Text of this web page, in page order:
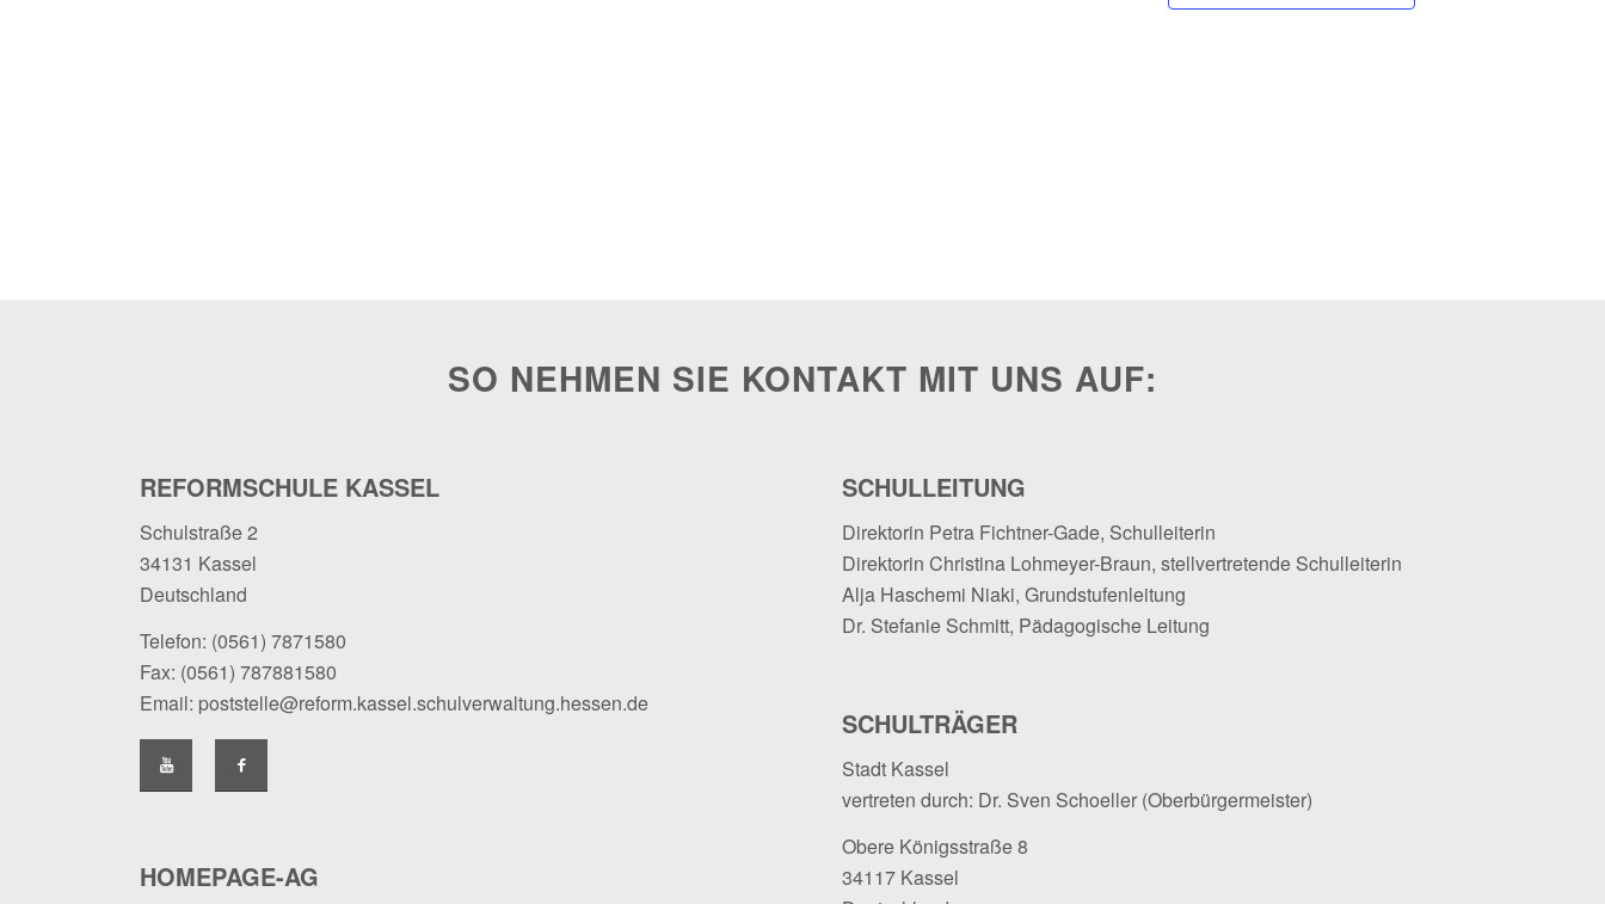
SO NEHMEN SIE KONTAKT MIT UNS AUF:
REFORMSCHULE KASSEL
Schulstraße 2
34131 Kassel
Deutschland
Telefon: (0561) 7871580
Fax: (0561) 787881580
Email: poststelle@reform.kassel.schulverwaltung.hessen.de
HOMEPAGE-AG
SCHULLEITUNG
Direktorin Petra Fichtner-Gade, Schulleiterin
Direktorin Christina Lohmeyer-Braun, stellvertretende Schulleiterin
Alja Haschemi Niaki, Grundstufenleitung
Dr. Stefanie Schmitt, Pädagogische Leitung
SCHULTRÄGER
Stadt Kassel
vertreten durch: Dr. Sven Schoeller (Oberbürgermeister)
Obere Königsstraße 8
34117 Kassel